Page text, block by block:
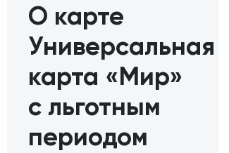
О карте
Универсальная
карта «Мир»
с льготным
периодом